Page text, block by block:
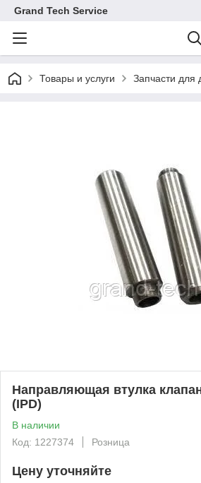
Grand Tech Service
Товары и услуги Запчасти для
Направляющая втулка
(IPD)
В наличии
Код: 1227374
Розница
Цену уточняйте